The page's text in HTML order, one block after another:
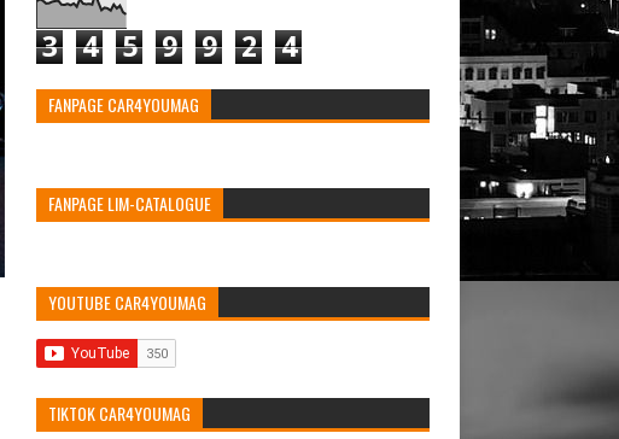
3 4 5 9 9 2 4
FANPAGE CAR4YOUMAG
FANPAGE LIM-CATALOGUE
YOUTUBE CAR4YOUMAG
TIKTOK CAR4YOUMAG